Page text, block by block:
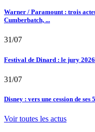
Warner / Paramount : trois
Cumberbatch, ...
31/07
Festival de Dinard : le jury
31/07
Disney : vers une cession de
Voir toutes les actus